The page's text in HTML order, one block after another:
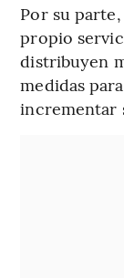
Por su
propio
distribuyen
medidas
incrementar